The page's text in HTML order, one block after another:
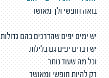
בואה חופשי ולך מאושר
יש ימים יפים שהדרכים בהם גדולות
יש דברים יפים גם בלילות
וכל מה שעוד נותר
רק להיות חופשי ומאושר